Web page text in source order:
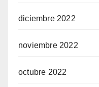
diciembre 2022
noviembre 2022
octubre 2022